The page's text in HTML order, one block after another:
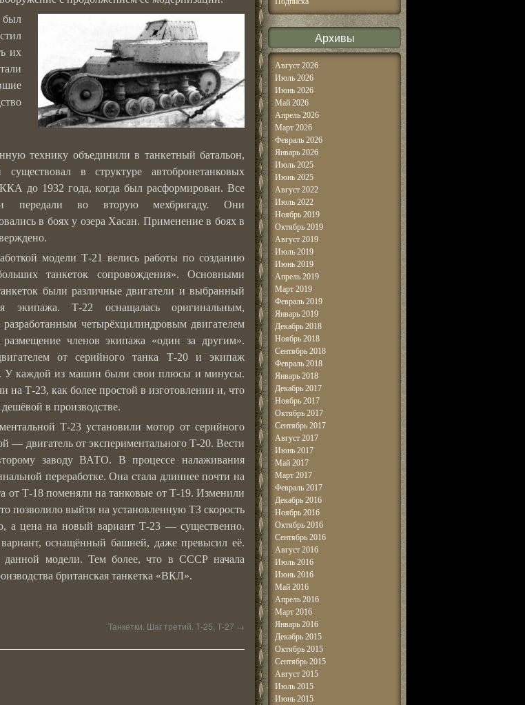
их
технику объединили в танкетный батальон,
существовал в структуре автобронетанковых
до 1932 года, когда был расформирован. Все
передали во вторую мехбригаду. Они
в боях у озера Хасан. Применение в боях в
модели Т-21 велись работы по созданию
танкеток сопровождения». Основными
были различные двигатели и выбранный
экипажа. Т-22 оснащалась оригинальным,
разработанным четырёхцилиндровым двигателем
размещение членов экипажа «один за другим».
от серийного танка Т-20 и экипаж
У каждой из машин были свои плюсы и минусы.
на Т-23, как более простой в изготовлении и, что
в производстве.
Т-23 установили мотор от серийного
— двигатель от экспериментального Т-20. Вести
заводу ВАТО. В процессе налаживания
переработке. Она стала длиннее почти на
Т-18 поменяли на танковые от Т-19. Изменили
позволило выйти на установленную ТЗ скорость
а цена на новый вариант Т-23 — существенно.
оснащённый башней, даже превысил её.
данной модели. Тем более, что в СССР начала
британская танкетка «ВКЛ».
Танкетки. Шаг третий. Т-25, Т-27 →
Архивы
Август 2026
Июль 2026
Июнь 2026
Май 2026
Апрель 2026
Март 2026
Февраль 2026
Январь 2026
Июль 2025
Июнь 2025
Август 2022
Июль 2022
Ноябрь 2019
Октябрь 2019
Август 2019
Июль 2019
Июнь 2019
Апрель 2019
Март 2019
Февраль 2019
Январь 2019
Декабрь 2018
Ноябрь 2018
Сентябрь 2018
Февраль 2018
Январь 2018
Декабрь 2017
Ноябрь 2017
Октябрь 2017
Сентябрь 2017
Август 2017
Июнь 2017
Май 2017
Март 2017
Февраль 2017
Декабрь 2016
Ноябрь 2016
Октябрь 2016
Сентябрь 2016
Август 2016
Июль 2016
Июнь 2016
Май 2016
Апрель 2016
Март 2016
Январь 2016
Декабрь 2015
Октябрь 2015
Сентябрь 2015
Август 2015
Июль 2015
Июнь 2015